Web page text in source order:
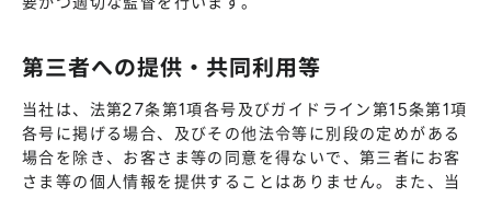
第三者への提供・共同利用等
当社は、法第27条第1項各号及びガイドライン第15条第1項
各号に掲げる場合、及びその他法令等に別段の定めがある
場合を除き、お客さま等の同意を得ないで、第三者にお客
さま等の個人情報を提供することはありません。また、当